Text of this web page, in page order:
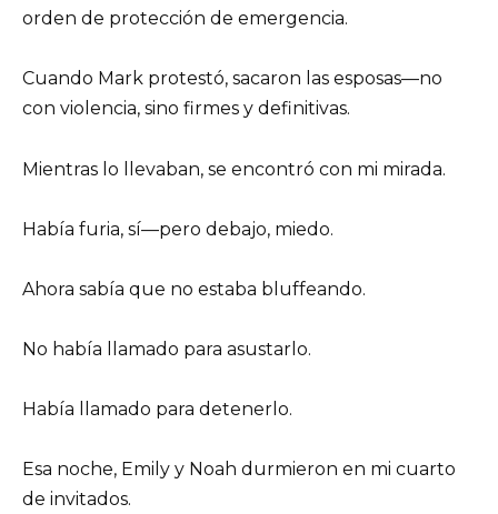
orden de protección de emergencia.
Cuando Mark protestó, sacaron las esposas—no
con violencia, sino firmes y definitivas.
Mientras lo llevaban, se encontró con mi mirada.
Había furia, sí—pero debajo, miedo.
Ahora sabía que no estaba bluffeando.
No había llamado para asustarlo.
Había llamado para detenerlo.
Esa noche, Emily y Noah durmieron en mi cuarto
de invitados.